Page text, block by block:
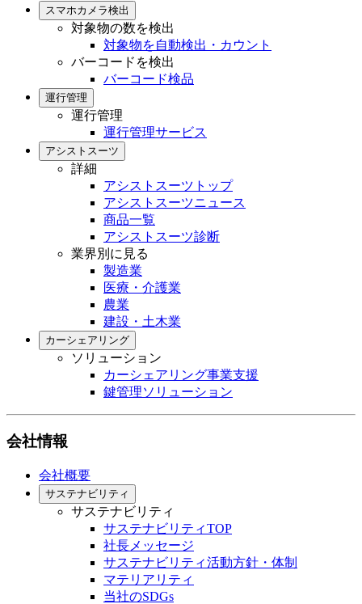
スマホカメラ検出
対象物の数を検出
対象物を自動検出・カウント
バーコードを検出
バーコード検品
運行管理
運行管理
運行管理サービス
アシストスーツ
詳細
アシストスーツトップ
アシストスーツニュース
商品一覧
アシストスーツ診断
業界別に見る
製造業
医療・介護業
農業
建設・土木業
カーシェアリング
ソリューション
カーシェアリング事業支援
鍵管理ソリューション
会社情報
会社概要
サステナビリティ
サステナビリティ
サステナビリティTOP
社長メッセージ
サステナビリティ活動方針・体制
マテリアリティ
当社のSDGs